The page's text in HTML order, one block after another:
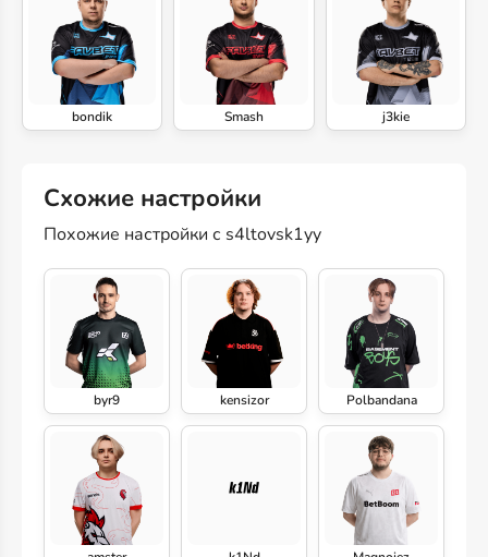
bondik Smash j3kie
Схожие настройки
Похожие настройки с s4ltovsk1yy
byr9 kensizor Polbandana